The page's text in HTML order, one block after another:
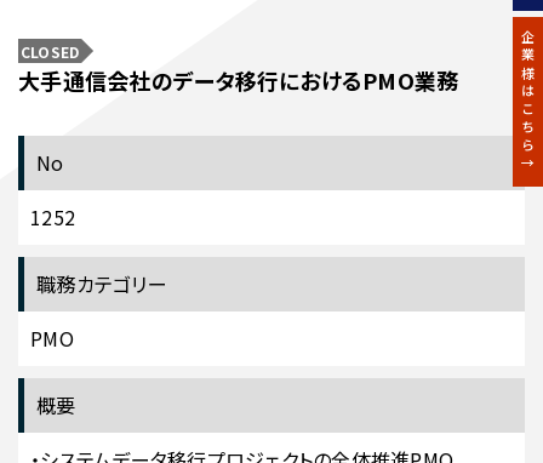
企業様はこちら↑
CLOSED
大手通信会社のデータ移行におけるPMO業務
No
1252
職務カテゴリー
PMO
概要